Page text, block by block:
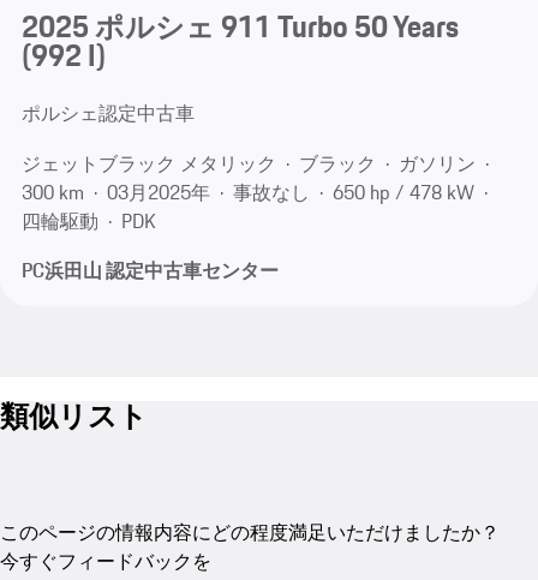
2025 ポルシェ 911 Turbo 50 Years
(992 I)
ポルシェ認定中古車
ジェットブラック メタリック
ブラック
ガソリン
300 km
03月​2025年 事故なし
650 hp / 478 kW
四輪駆動
PDK
PC浜田山 認定中古車センター
類似リスト
このページの情報内容にどの程度満足いただけましたか？
今すぐフィードバックを